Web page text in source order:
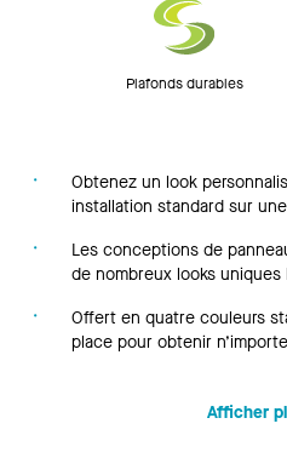
Plafonds durables
Obtenez un look
installation standard sur
Les conceptions de
de nombreux looks
Offert en quatre couleurs
place pour obtenir
Afficher